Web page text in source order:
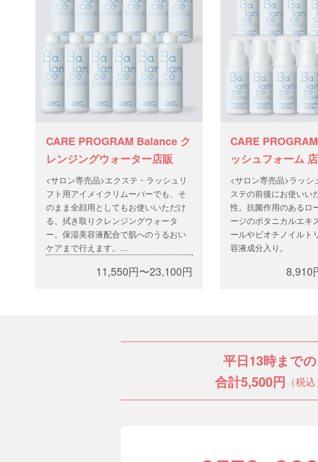
CARE PROGRAM Balance ク
レンジングウォーター店販
<サロン専売品>エクステ・ラッシュリ
フト用アイメイクリムーバーでも、そ
のまま全顔用としてもお使いいただけ
る、拭き取りクレンジングウォータ
ー。保湿美容液配合で肌へのうるおい
ケアまで行えます。
オイル・アルコール・パラベン・合
成色素・合成香料フリー
11,550円〜23,100円
CARE
ッシュフォーム
<サロン専売品>ラッシ
ステの前後にお使いい
性。抗菌作用のあるロ
ージのボタニカルエキ
ールやビオチノイルト
容液成分入り。
8,910
平日13時まで
合計5,500円 （税込